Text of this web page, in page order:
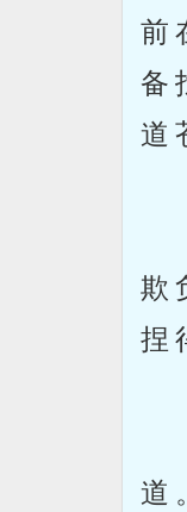
前
备
道
欺
捏
道